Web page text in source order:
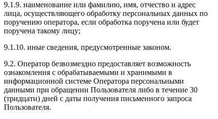
9.1.9. наименование или фамилию, имя, отчество и адрес
лица, осуществляющего обработку персональных данных по
поручению оператора, если обработка поручена или будет
поручена такому лицу;
9.1.10. иные сведения, предусмотренные законом.
9.2. Оператор безвозмездно предоставляет возможность
ознакомления с обрабатываемыми и хранимыми в
информационной системе Оператора персональными
данными при обращении Пользователя либо в течение 30
(тридцати) дней с даты получения письменного запроса
Пользователя.